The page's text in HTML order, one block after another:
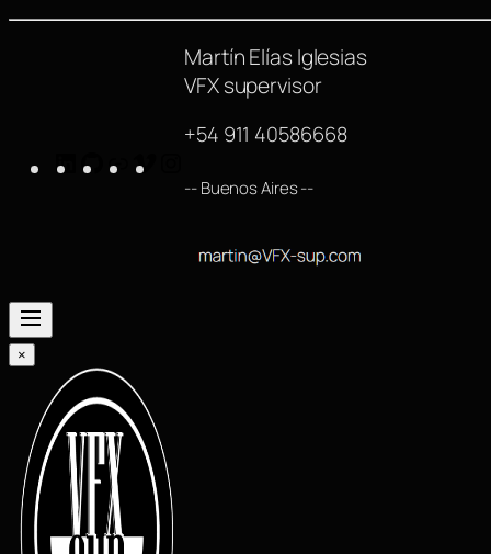
LinkedIn
GitHubhttps://www.imdb.com/name/
Martín Elías Iglesias
VFX supervisor
+54 911 40586668
-- Buenos Aires --
×